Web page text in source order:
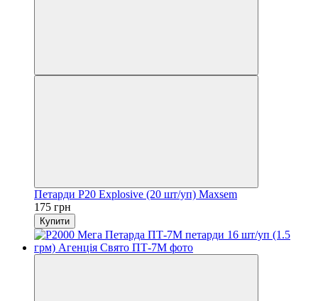
Петарди P20 Explosive (20 шт/уп) Maxsem
175 грн
Купити